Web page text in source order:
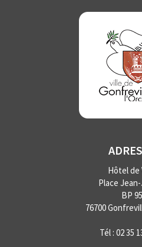
Hôtel de
Place
BP 95
76700
Tél : 02 35